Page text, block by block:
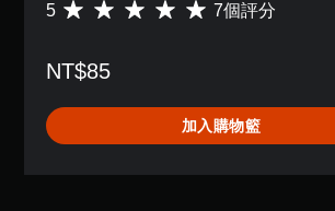
平
分
5
顆
星
5 7個評分
NT$85
加入購物籃